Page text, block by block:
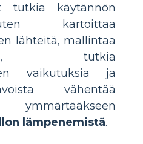
tutkia käytännön
kartoittaa
lähteitä, mallintaa
tutkia
vaikutuksia ja
vähentää
lämpenemistä.